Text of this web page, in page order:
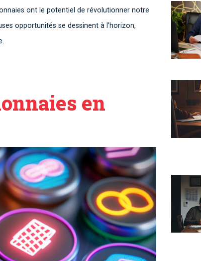
ont le potentiel de révolutionner notre
opportunités se dessinent à l’horizon,
en